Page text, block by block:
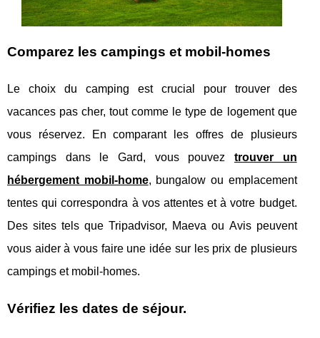
Comparez les campings et mobil-homes
Le choix du camping est crucial pour trouver des
vacances pas cher, tout comme le type de logement que
vous réservez. En comparant les offres de plusieurs
campings dans le Gard, vous pouvez trouver un
hébergement mobil-home, bungalow ou emplacement
tentes qui correspondra à vos attentes et à votre budget.
Des sites tels que Tripadvisor, Maeva ou Avis peuvent
vous aider à vous faire une idée sur les prix de plusieurs
campings et mobil-homes.
Vérifiez les dates de séjour.